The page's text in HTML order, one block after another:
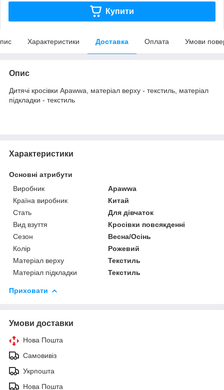
Купити
Характеристики Доставка Оплата Умови
Опис
Дитячі кросівки Apawwa, матеріал верху - текстиль, матеріал
підкладки - текстиль
Характеристики
Основні атрибути
Виробник
Apawwa
Країна виробник
Китай
Стать
Для дівчаток
Вид взуття
Кросівки повсякденні
Сезон
Весна/Осінь
Колір
Рожевий
Матеріал верху
Текстиль
Матеріал підкладки
Текстиль
Приховати
Умови доставки
Нова Пошта
Самовивіз
Укрпошта
Нова Пошта